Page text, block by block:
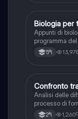
Scienze
Biologia per
Appunti di
programma
di professioni
confrontando
5ªl
CScienze
Confronto
Analisi delle
processo di
2ªl 1,260